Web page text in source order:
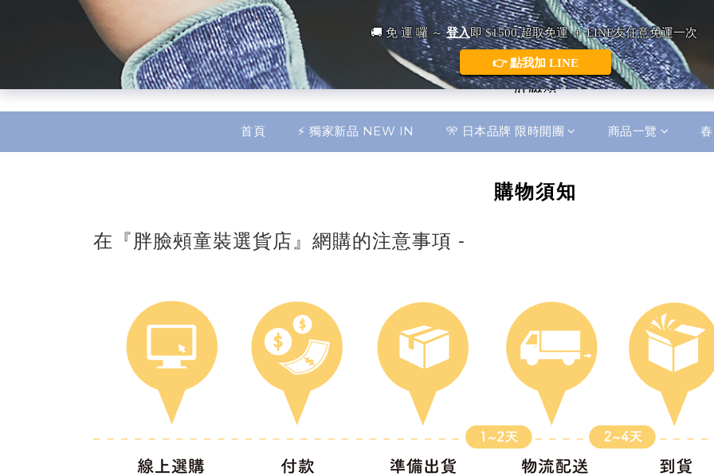
繁體中文
首頁 ⚡ 獨家新品 NEW IN 🎌 日本品牌 限時開團 商品一覽
購物須知
在『胖臉頰童裝選貨店』網購的注意事項 -